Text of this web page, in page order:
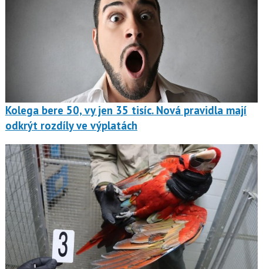
Kolega bere 50, vy jen 35 tisíc. Nová pravidla mají
odkrýt rozdíly ve výplatách